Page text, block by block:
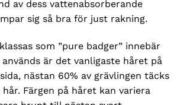
av dess vattenabsorberande
sig så bra för just rakning.
som ”pure badger” innebär
är det vanligaste håret på
nästan 60% av grävlingen täcks
Färgen på håret kan variera